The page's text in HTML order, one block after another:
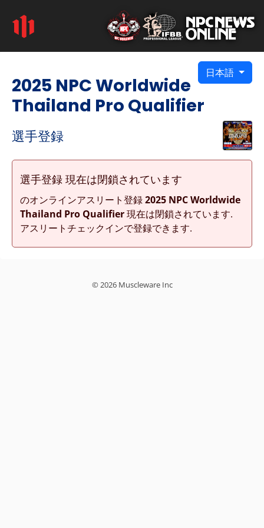
日本語
2025 NPC Worldwide
Thailand Pro Qualifier
選手登録
選手登録 現在は閉鎖されています
のオンラインアスリート登録2025 NPC Worldwide
Thailand Pro Qualifier現在は閉鎖されています.
アスリートチェックインで登録できます.
© 2026 Muscleware Inc